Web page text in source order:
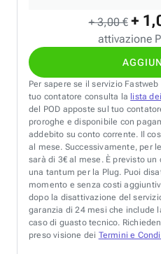
+ 3,00 € +
attivazione
Per sapere se il servizio
tuo contatore consulta la lista
del POD apposte sul tuo
proroghe e disponibile con
addebito su conto corrente. Il
al mese. Successivamente, per
sarà di 3€ al mese. È previsto
una tantum per la Plug. Puoi
momento e senza costi
dopo la disattivazione del
garanzia di 24 mesi che include
caso di guasto tecnico.
preso visione dei Termini e